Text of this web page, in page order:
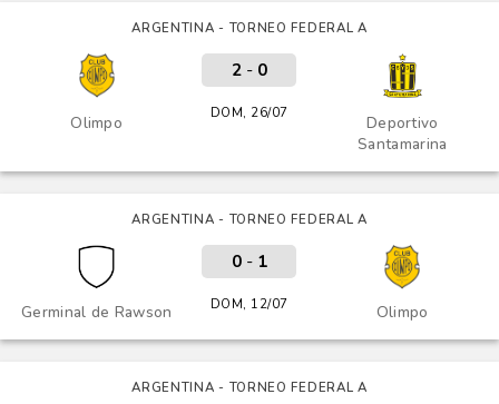
ARGENTINA - TORNEO FEDERAL A
Olimpo
Deportivo
Santamarina
2- 0
DOM, 26/07
ARGENTINA - TORNEO FEDERAL A
Germinal de Rawson Olimpo
0- 1
DOM, 12/07
ARGENTINA - TORNEO FEDERAL A